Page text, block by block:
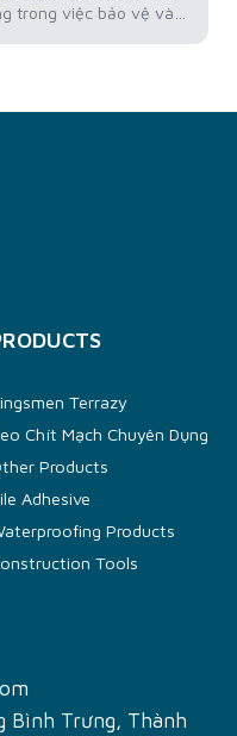
trong việc bảo vệ và
Terrazy
Chít Mạch Chuyên Dụng
Products
Adhesive
Products
Tools
Bình Trưng, Thành